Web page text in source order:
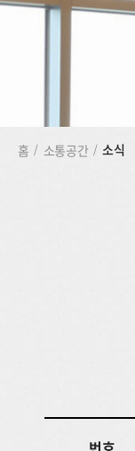
홈 / 소통공간 / 소식